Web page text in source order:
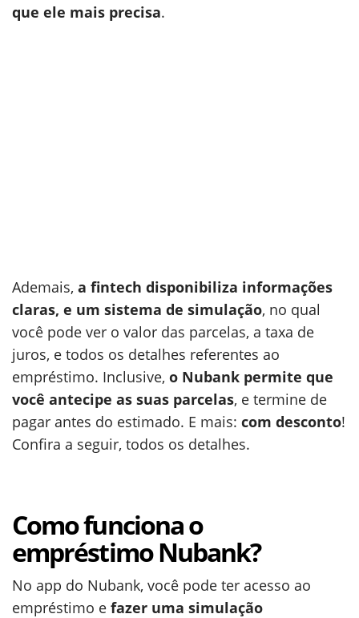
que ele mais precisa.
Ademais, a fintech disponibiliza informações
claras, e um sistema de simulação, no qual
você pode ver o valor das parcelas, a taxa de
juros, e todos os detalhes referentes ao
empréstimo. Inclusive, o Nubank permite que
você antecipe as suas parcelas, e termine de
pagar antes do estimado. E mais: com desconto!
Confira a seguir, todos os detalhes.
Como funciona o
empréstimo Nubank?
No app do Nubank, você pode ter acesso ao
empréstimo e fazer uma simulação